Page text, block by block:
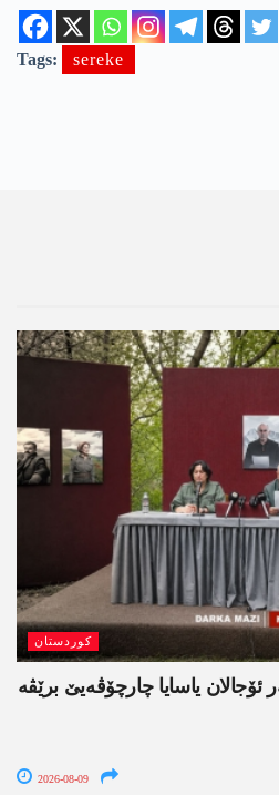
Tags: sereke
کوردستان
ئۆجالان یاسایا چارچۆڤەیێ برێڤە
2026-08-09